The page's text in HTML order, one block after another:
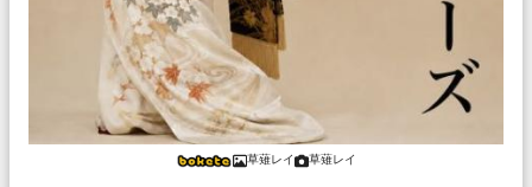
草薙レイ 草薙レイ